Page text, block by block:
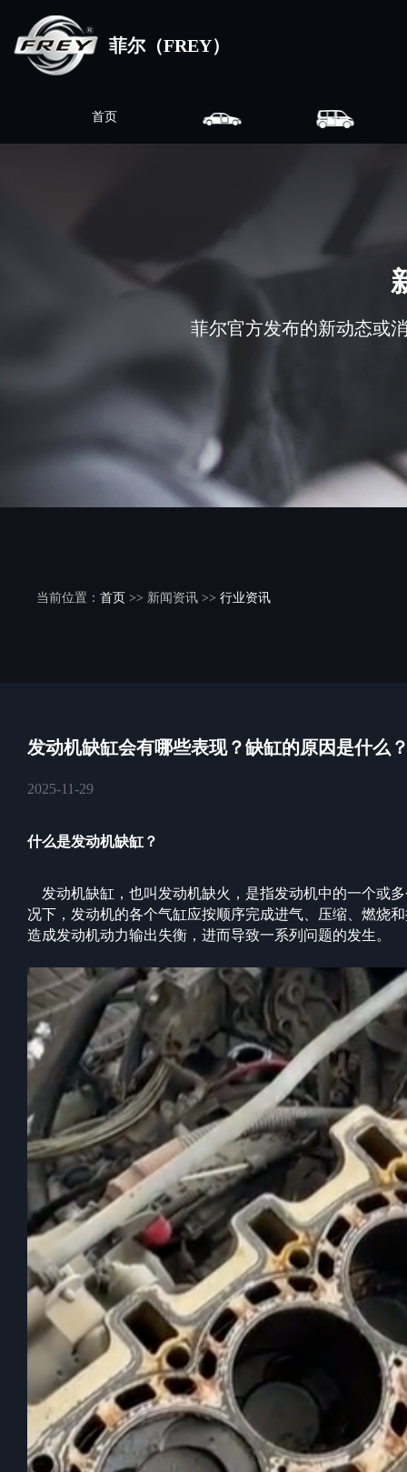
菲尔（FREY）
首页
菲尔官方发布的新动态或
当前位置： 首页 >> 新闻资讯 >> 行业资讯
发动机缺缸会有哪些表现？缺缸的原因是什么
2025-11-29
什么是发动机缺缸？
发动机缺缸，也叫发动机缺火，是指发动机中的一个或
况下，发动机的各个气缸应按顺序完成进气、压缩、燃烧
造成发动机动力输出失衡，进而导致一系列问题的发生。